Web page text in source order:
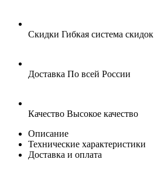
Скидки Гибкая система скидок
Доставка По всей России
Качество Высокое качество
Описание
Технические характеристики
Доставка и оплата